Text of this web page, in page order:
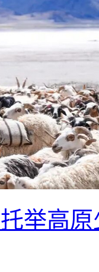
举高